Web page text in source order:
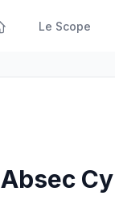
Le Scope
Absec